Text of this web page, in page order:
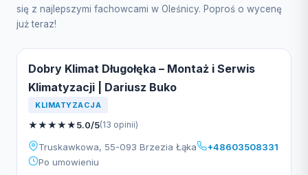
się z najlepszymi fachowcami w Oleśnicy. Poproś o wycenę
już teraz!
Dobry Klimat Długołęka – Montaż i Serwis
Klimatyzacji | Dariusz Buko
KLIMATYZACJA
★★★★★5.0/5(13 opinii)
Truskawkowa, 55-093 Brzezia Łąka
+48603508331
Po umowieniu